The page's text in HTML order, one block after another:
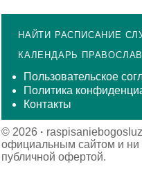
НАЙТИ РАСПИСАНИЕ
КАЛЕНДАРЬ
Пользовательское
Политика
Контакты
© 2026 ·
официальным сайтом и ни
публичной офертой.